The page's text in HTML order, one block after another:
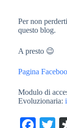
Per non
questo blog.
A presto 😉
Pagina
Modulo di
Evoluzionaria: